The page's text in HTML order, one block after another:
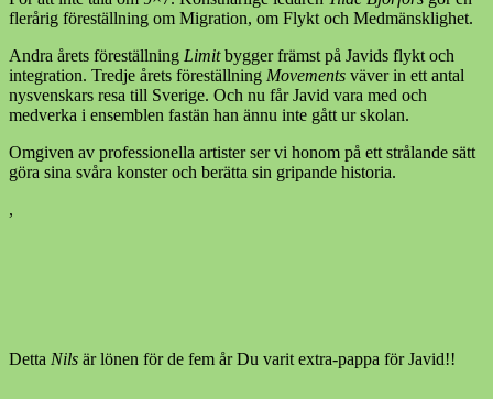
flerårig föreställning om Migration, om Flykt och Medmänsklighet.
Andra årets föreställning Limitbygger främst på Javids flykt och
integration. Tredje årets föreställning Movements väver in ett antal
nysvenskars resa till Sverige. Och nu får Javid vara med och
medverka i ensemblen fastän han ännu inte gått ur skolan.
Omgiven av professionella artister ser vi honom på ett strålande sätt
göra sina svåra konster och berätta sin gripande historia.
,
Detta Nils är lönen för de fem år Du varit extra-pappa för Javid!!